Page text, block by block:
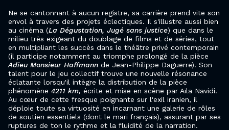
Ne se cantonnant à aucun registre, sa carrière prend vite son
envol à travers des projets éclectiques. Il s'illustre aussi bien
au cinéma (La Dégustation, Jugé sans justice) que dans le
milieu très exigeant du doublage de films et de séries, tout
en multipliant les succès dans le théâtre privé contemporain
(il participe notamment au triomphe prolongé de la pièce
Adieu Monsieur Haffmann de Jean-Philippe Daguerre). Son
talent pour le jeu collectif trouve une nouvelle résonance
éclatante lorsqu'il intègre la distribution de la pièce
phénomène 4211 km, écrite et mise en scène par Aïla Navidi.
Au cœur de cette fresque poignante sur l'exil iranien, il
déploie toute sa virtuosité en incarnant une galerie de rôles
de soutien essentiels (dont le mari français), assurant par ses
ruptures de ton le rythme et la fluidité de la narration.